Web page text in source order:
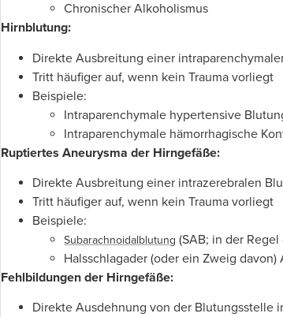
Chronischer Alkoholismus
Hirnblutung:
Direkte Ausbreitung einer
Tritt häufiger auf, wenn kein Trauma vorliegt
Beispiele:
Intraparenchymale hypertensive
Intraparenchymale hämorrhagische
Ruptiertes Aneurysma der Hirngefäße:
Direkte Ausbreitung einer intrazerebralen
Tritt häufiger auf, wenn kein Trauma vorliegt
Beispiele:
Subarachnoidalblutung (SAB; in der
Halsschlagader (oder ein Zweig davon)
Fehlbildungen der Hirngefäße:
Direkte Ausdehnung von der Blutungsstelle